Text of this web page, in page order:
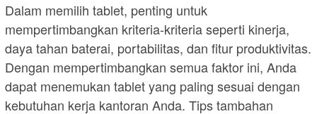
Dalam memilih tablet, penting untuk
mempertimbangkan kriteria-kriteria seperti kinerja,
daya tahan baterai, portabilitas, dan fitur produktivitas.
Dengan mempertimbangkan semua faktor ini, Anda
dapat menemukan tablet yang paling sesuai dengan
kebutuhan kerja kantoran Anda. Tips tambahan